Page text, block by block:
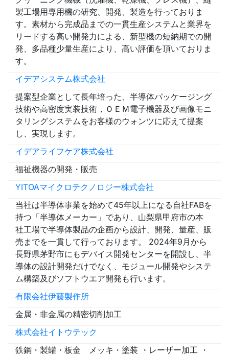
製工場用専用機の研究、開発、製造を行っておりま
す。素材から完成品までの一貫生産システムと業界を
リードする高い開発力による、新型機の短納期での開
発、多品種少量生産により、高い評価を頂いておりま
す。
イデアシステム株式会社
提案型企業として長年培った、半導体パッケージング
技術や高密度実装技術，ＯＥＭ電子機器及び画像モニ
タリングシステムをお客様のウォンツに応えて提案
し、実現します。
イデアライフケア株式会社
福祉機器の開発・販売
YITOAマイクロテクノロジー株式会社
当社は半導体事業を始めて45年以上になる自社FABを
持つ「半導体メーカー」であり、山梨県甲府市の本
社工場で半導体製品の企画から設計、開発、量産、販
売までを一貫して行っております。 2024年9月から
長野県茅野市にもデバイス開発センターを開設し、半
導体の設計開発だけでなく、モジュール開発やシステ
ム構築及びソフトウエア開発も行います。
有限会社伊藤製作所
金属・非金属の精密切削加工
株式会社イトウテック
鉄鋼・製罐・板金 メッキ・塗装 ・レーザー加工 ・